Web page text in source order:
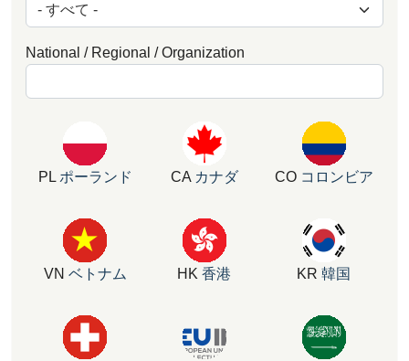
National / Regional / Organization
PL ポーランド CA カナダ CO コロンビア
VN ベトナム HK 香港 KR 韓国